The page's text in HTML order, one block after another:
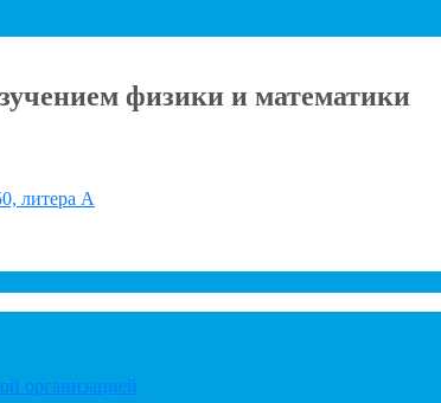
физики и математики
литера А
организацией